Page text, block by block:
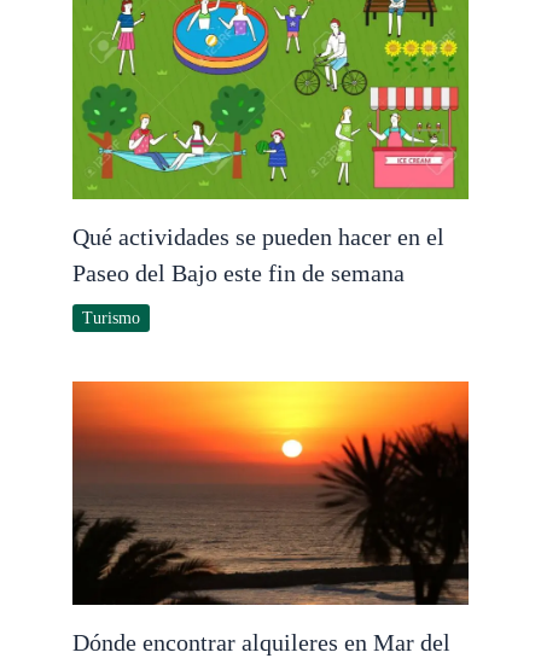
Qué actividades se pueden hacer en el
Paseo del Bajo este fin de semana
Turismo
Dónde encontrar alquileres en Mar del